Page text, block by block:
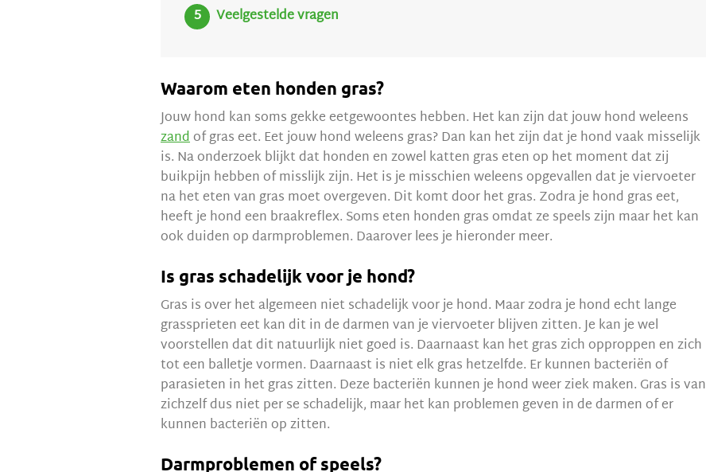
Veelgestelde vragen
Waarom eten honden gras?
Jouw hond kan soms gekke eetgewoontes hebben. Het kan zijn dat jouw hond weleens
zandof gras eet. Eet jouw hond weleens gras? Dan kan het zijn dat je hond vaak misselijk
is. Na onderzoek blijkt dat honden en zowel katten gras eten op het moment dat zij
buikpijn hebben of misslijk zijn. Het is je misschien weleens opgevallen dat je viervoeter
na het eten van gras moet overgeven. Dit komt door het gras. Zodra je hond gras eet,
heeft je hond een braakreflex. Soms eten honden gras omdat ze speels zijn maar het kan
ook duiden op darmproblemen. Daarover lees je hieronder meer.
Is gras schadelijk voor je hond?
Gras is over het algemeen niet schadelijk voor je hond. Maar zodra je hond echt lange
grassprieten eet kan dit in de darmen van je viervoeter blijven zitten. Je kan je wel
voorstellen dat dit natuurlijk niet goed is. Daarnaast kan het gras zich opproppen en zich
tot een balletje vormen. Daarnaast is niet elk gras hetzelfde. Er kunnen bacteriën of
parasieten in het gras zitten. Deze bacteriën kunnen je hond weer ziek maken. Gras is van
zichzelf dus niet per se schadelijk, maar het kan problemen geven in de darmen of er
kunnen bacteriën op zitten.
Darmproblemen of speels?